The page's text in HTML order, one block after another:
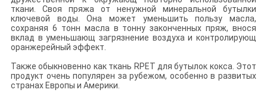
ткани. Своя пряжа от ненужной минеральной бутылки
ключевой воды. Она может уменьшить пользу масла,
сохраняя 6 тонн масла в тонну законченных пряж, внося
вклад в уменьшающ загрязнение воздуха и контролирующ
оранжерейный эффект.
Также обыкновенно как ткань RPET для бутылок кокса. Этот
продукт очень популярен за рубежом, особенно в развитых
странах Европы и Америки.